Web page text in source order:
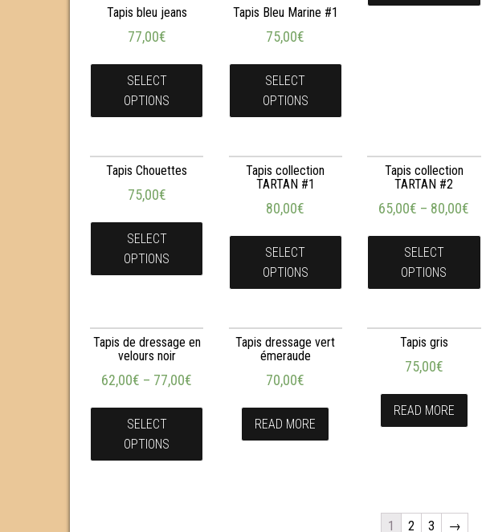
Tapis bleu jeans
77,00€
SELECT
OPTIONS
Tapis Bleu Marine #1
75,00€
SELECT
OPTIONS
Tapis Chouettes
75,00€
SELECT
OPTIONS
Tapis collection
TARTAN #1
80,00€
SELECT
OPTIONS
Tapis collection
TARTAN #2
65,00€ – 80,00€
SELECT
OPTIONS
Tapis de dressage en
velours noir
62,00€ – 77,00€
SELECT
OPTIONS
Tapis dressage vert
émeraude
70,00€
READ MORE
Tapis gris
75,00€
READ MORE
1 2 3 →